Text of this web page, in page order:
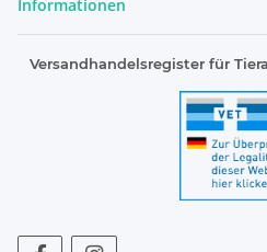
Informationen
Versandhandelsregister für